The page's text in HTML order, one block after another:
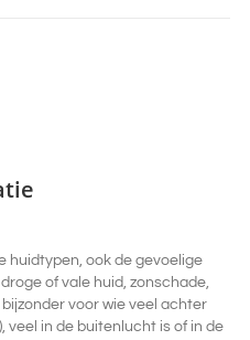
huidtypen, ook de gevoelige
of vale huid, zonschade,
voor wie veel achter
veel in de buitenlucht is of in de